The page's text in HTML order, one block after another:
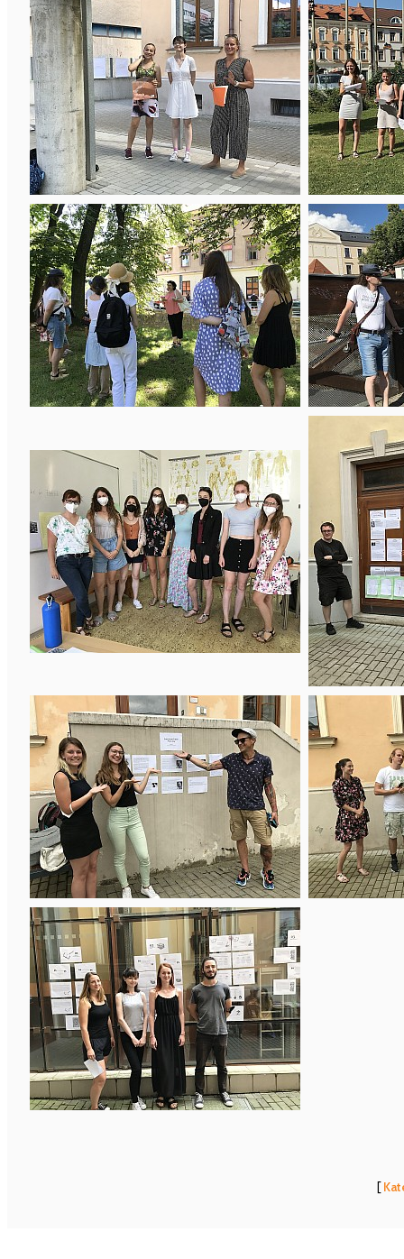
[